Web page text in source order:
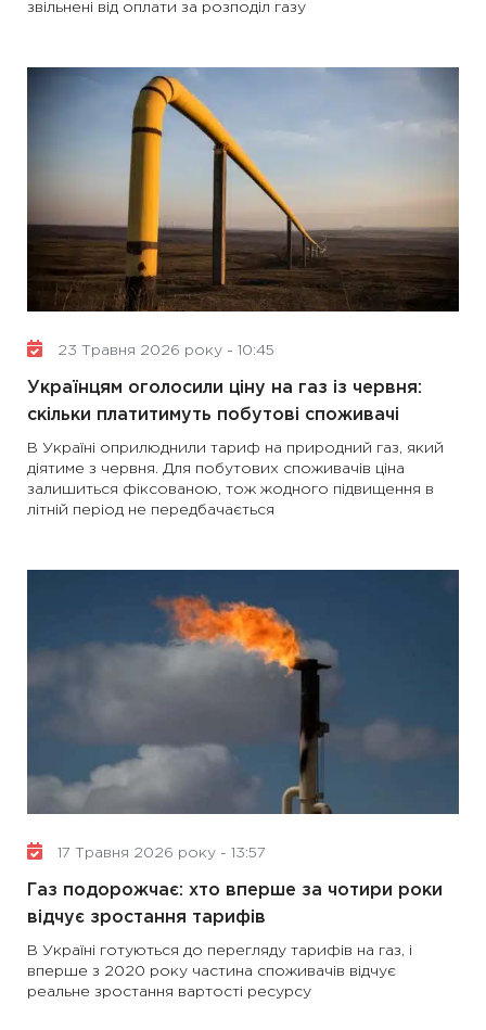
звільнені від оплати за розподіл газу
23 Травня 2026 року - 10:45
Українцям оголосили ціну на газ із червня:
скільки платитимуть побутові споживачі
В Україні оприлюднили тариф на природний газ, який
діятиме з червня. Для побутових споживачів ціна
залишиться фіксованою, тож жодного підвищення в
літній період не передбачається
17 Травня 2026 року - 13:57
Газ подорожчає: хто вперше за чотири роки
відчує зростання тарифів
В Україні готуються до перегляду тарифів на газ, і
вперше з 2020 року частина споживачів відчує
реальне зростання вартості ресурсу